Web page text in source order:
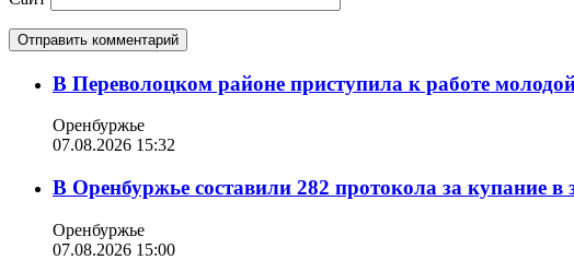
В Переволоцком районе приступила к работе
Оренбуржье
07.08.2026 15:32
В Оренбуржье составили 282 протокола за купание в
Оренбуржье
07.08.2026 15:00